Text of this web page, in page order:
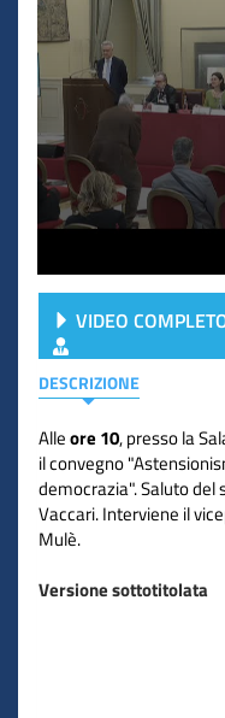
Circuito chiuso digitale
VIDEO
DESCRIZIONE
Alleore 10, presso la
il convegno
democrazia". Saluto
Vaccari. Interviene il
Mulè.
Versione sottotitolata